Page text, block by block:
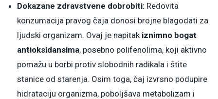
Dokazane zdravstvene dobrobiti: Redovita
konzumacija pravog čaja donosi brojne blagodati za
ljudski organizam. Ovaj je napitak iznimno bogat
antioksidansima, posebno polifenolima, koji aktivno
pomažu u borbi protiv slobodnih radikala i štite
stanice od starenja. Osim toga, čaj izvrsno podupire
hidrataciju organizma, poboljšava metabolizam i